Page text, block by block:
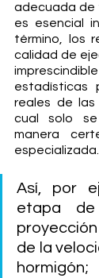
adecuada de
es esencial
término, los
calidad de
estadísticas
reales de
cual solo
manera
especializada.
Así, por
etapa
de la